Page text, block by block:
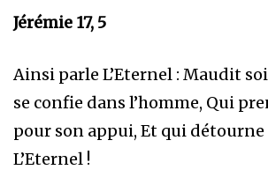
Jérémie 17, 5
Ainsi parle L’Eternel : Maudit
se confie dans l’homme, Qui
pour son appui, Et qui
L’Eternel !